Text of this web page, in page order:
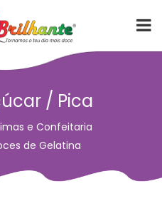
/ Pica
e Confeitaria
de Gelatina